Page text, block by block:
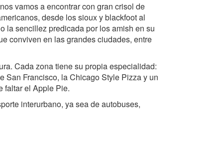
vamos a encontrar con gran crisol de
desde los sioux y blackfoot al
la sencillez predicada por los amish en su
conviven en las grandes ciudades, entre
Cada zona tiene su propia especialidad:
San Francisco, la Chicago Style Pizza y un
faltar el Apple Pie.
interurbano, ya sea de autobuses,